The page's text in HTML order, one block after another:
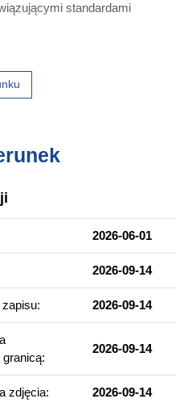
standardami
będzie dostępny w
września br.
oświatowych,
z Ustawy o ochronie
studenckich praktyk
studenta wymagań
maja 2016 r. o
na tle
w szczególności poddanie
informacji z Krajowego Rejestru
przestępstw, a w przypadku
państwach niż RP również
2026-06-01
2026-09-14
2026-09-14
2026-09-14
zdjęcia: 2026-09-14